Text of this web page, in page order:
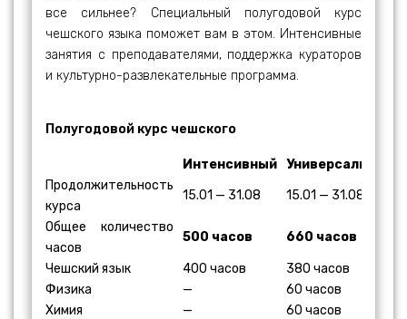
все сильнее? Специальный полугодовой курс
чешского языка поможет вам в этом. Интенсивные
занятия с преподавателями, поддержка кураторов
и культурно-развлекательные программа.
Полугодовой курс чешского
Интенсивный Универсальный
Продолжительность
курса
15.01 — 31.08 15.01 — 31.08
Общее количество
часов
500 часов 660 часов
Чешский язык 400 часов
380 часов
Физика
—
60 часов
Химия
—
60 часов